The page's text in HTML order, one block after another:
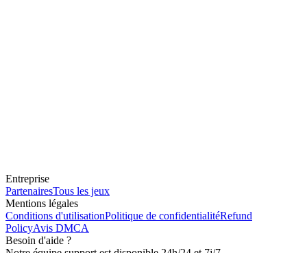
Entreprise
PartenairesTous les jeux
Mentions légales
Conditions d'utilisationPolitique de confidentialitéRefund
PolicyAvis DMCA
Besoin d'aide ?